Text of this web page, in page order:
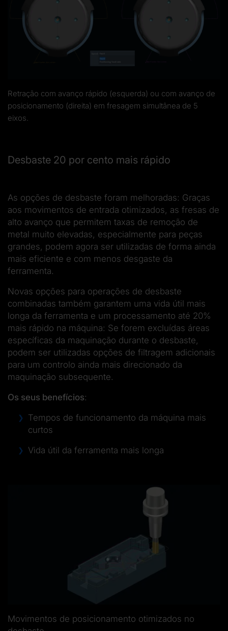
Retração com avanço rápido (esquerda) ou com avanço de
posicionamento (direita) em fresagem simultânea de 5
eixos.
Desbaste 20 por cento mais rápido
As opções de desbaste foram melhoradas: Graças
aos movimentos de entrada otimizados, as fresas de
alto avanço que permitem taxas de remoção de
metal muito elevadas, especialmente para peças
grandes, podem agora ser utilizadas de forma ainda
mais eficiente e com menos desgaste da
ferramenta.
Novas opções para operações de desbaste
combinadas também garantem uma vida útil mais
longa da ferramenta e um processamento até 20%
mais rápido na máquina: Se forem excluídas áreas
específicas da maquinação durante o desbaste,
podem ser utilizadas opções de filtragem adicionais
para um controlo ainda mais direcionado da
maquinação subsequente.
Os seus benefícios:
Tempos de funcionamento da máquina mais
curtos
Vida útil da ferramenta mais longa
Movimentos de posicionamento otimizados no